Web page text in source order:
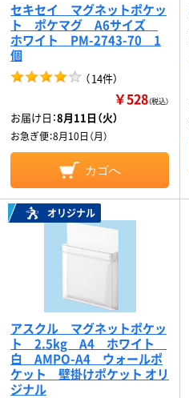
セキセイ マグネットポケッ
ト ポケマグ A6サイズ
ホワイト PM-2743-70 1
個
（14件）
￥528（税込）
お届け日：8月11日（火）
お急ぎ便：8月10日（月）
カゴへ
オリジナル
アスクル マグネットポケッ
ト 2.5kg A4 ホワイト
白 AMPO-A4 ウォールポ
ケット 壁掛けポケット オリ
ジナル